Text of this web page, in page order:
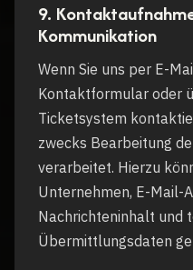
9.
Kommunikation
Wenn Sie uns per E-
Kontaktformular oder
Ticketsystem
zwecks Bearbeitung
verarbeitet. Hierzu
Unternehmen, E-Mail-
Nachrichteninhalt und
Übermittlungsdaten